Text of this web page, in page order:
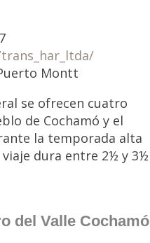
Montt
se ofrecen cuatro
de Cochamó y el
la temporada alta
viaje dura entre 2½ y 3½
del Valle Cochamó